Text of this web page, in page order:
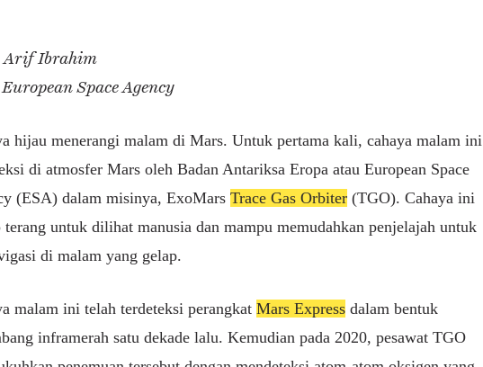
Arif Ibrahim
Space Agency
hijau menerangi malam di Mars. Untuk pertama kali, cahaya malam ini
di atmosfer Mars oleh Badan Antariksa Eropa atau European Space
(ESA) dalam misinya, ExoMars Trace Gas Orbiter (TGO). Cahaya ini
terang untuk dilihat manusia dan mampu memudahkan penjelajah untuk
di malam yang gelap.
malam ini telah terdeteksi perangkat Mars Express dalam bentuk
inframerah satu dekade lalu. Kemudian pada 2020, pesawat TGO